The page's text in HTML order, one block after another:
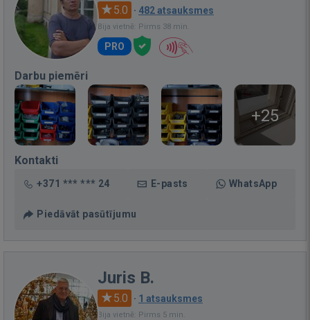
5.0 · 482 atsauksmes
Bija vietnē: Pirms 38 min.
PRO
Darbu piemēri
+25
Kontakti
+371 *** *** 24 E-pasts WhatsApp
Piedāvāt pasūtījumu
Juris B.
5.0 · 1 atsauksmes
Bija vietnē: Pirms 5 min.